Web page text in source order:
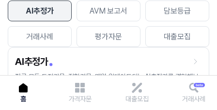
AI추정가 AVM 보고서 담보등급
거래사례 평가자문 대출모집
AI추정가
전국 모든 토지건물, 집합건물, 매월 업데이트되는 AI추정가를 경험해보
세요.
홈 가격자문 대출모집 거래사례